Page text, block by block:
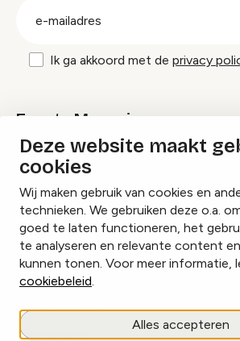
Deze website maakt
cookies
Wij maken gebruik van cookies en
technieken. We gebruiken deze o.a.
goed te laten functioneren, het
te analyseren en relevante content
kunnen tonen. Voor meer informatie,
cookiebeleid.
Alles accepteren
Ik ga akkoord met de privacy
Events Magazine
Ik ontvang graag Events
InstagramFacebookLinkedIn
Cookies beheren
Privacy policy